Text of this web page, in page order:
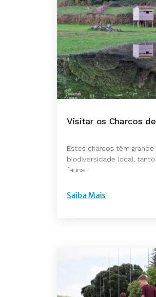
Visitar os Charcos
Estes charcos têm grande
biodiversidade local,
fauna…
Saiba Mais